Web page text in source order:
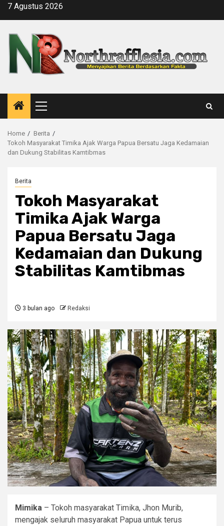
Skip7 Agustus 2026
Primary
Menu
Home
Berita
Tokoh Masyarakat Timika Ajak Warga Papua Bersatu Jaga Kedamaian
dan Dukung Stabilitas Kamtibmas
Berita
Tokoh Masyarakat
Timika Ajak Warga
Papua Bersatu Jaga
Kedamaian dan Dukung
Stabilitas Kamtibmas
3 bulan ago Redaksi
Mimika – Tokoh masyarakat Timika, Jhon Murib,
mengajak seluruh masyarakat Papua untuk terus